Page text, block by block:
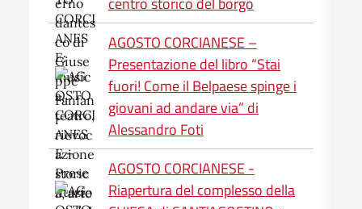
AGOSTO CORCIANESE –
Presentazione del libro “Stai
fuori! Come il Belpaese spinge i
giovani ad andare via” di
Alessandro Foti
AGOSTO CORCIANESE -
Riapertura del complesso della